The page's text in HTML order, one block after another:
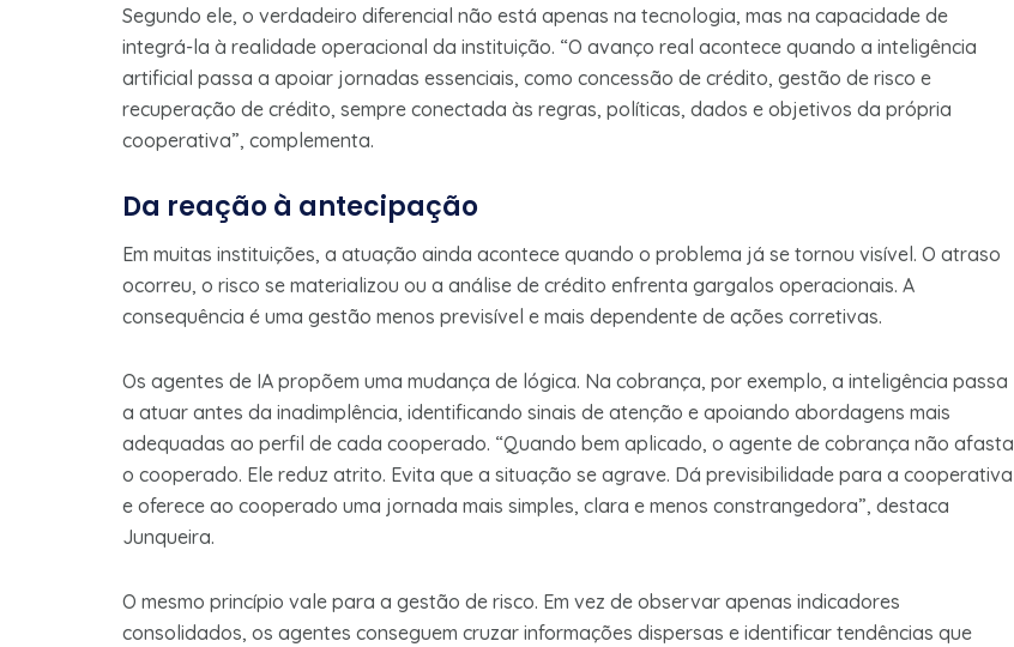
Segundo ele, o verdadeiro diferencial não está apenas na tecnologia, mas na capacidade de
integrá-la à realidade operacional da instituição. “O avanço real acontece quando a inteligência
artificial passa a apoiar jornadas essenciais, como concessão de crédito, gestão de risco e
recuperação de crédito, sempre conectada às regras, políticas, dados e objetivos da própria
cooperativa”, complementa.
Da reação à antecipação
Em muitas instituições, a atuação ainda acontece quando o problema já se tornou visível. O atraso
ocorreu, o risco se materializou ou a análise de crédito enfrenta gargalos operacionais. A
consequência é uma gestão menos previsível e mais dependente de ações corretivas.
Os agentes de IA propõem uma mudança de lógica. Na cobrança, por exemplo, a inteligência passa
a atuar antes da inadimplência, identificando sinais de atenção e apoiando abordagens mais
adequadas ao perfil de cada cooperado. “Quando bem aplicado, o agente de cobrança não afasta
o cooperado. Ele reduz atrito. Evita que a situação se agrave. Dá previsibilidade para a cooperativa
e oferece ao cooperado uma jornada mais simples, clara e menos constrangedora”, destaca
Junqueira.
O mesmo princípio vale para a gestão de risco. Em vez de observar apenas indicadores
consolidados, os agentes conseguem cruzar informações dispersas e identificar tendências que